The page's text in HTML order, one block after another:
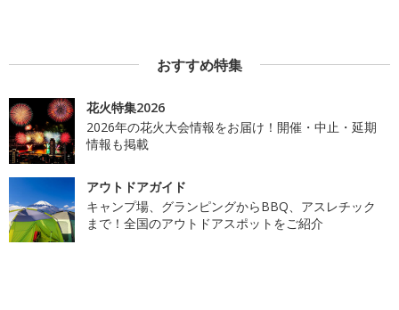
おすすめ特集
花火特集2026
2026年の花火大会情報をお届け！開催・中止・延期
情報も掲載
アウトドアガイド
キャンプ場、グランピングからBBQ、アスレチック
まで！全国のアウトドアスポットをご紹介